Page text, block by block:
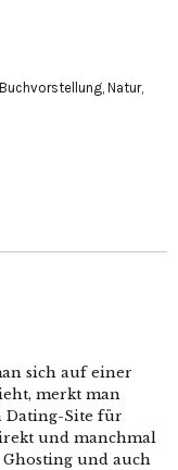
Buchvorstellung Natur,
sich auf einer
merkt man
Dating-Site für
und manchmal
Ghosting und auch